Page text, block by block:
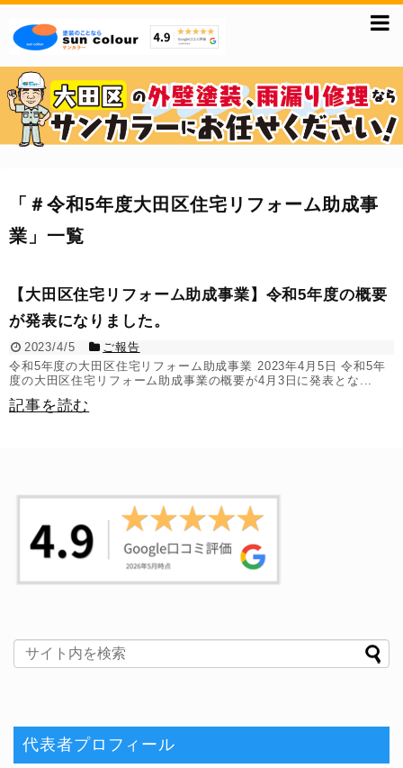
「 ＃令和5年度大田区住宅リフォーム助成事
業 」 一覧
【大田区住宅リフォーム助成事業】令和5年度の概要
が発表になりました。
2023/4/5
ご報告
令和5年度の大田区住宅リフォーム助成事業 2023年4月5日 令和5年
度の大田区住宅リフォーム助成事業の概要が4月3日に発表とな...
記事を読む
代表者プロフィール